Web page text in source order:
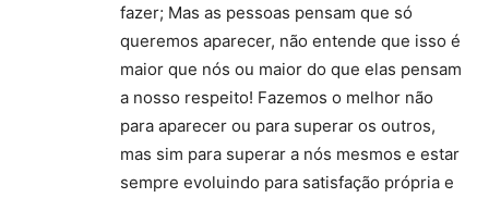
fazer; Mas as pessoas pensam que só
queremos aparecer, não entende que isso é
maior que nós ou maior do que elas pensam
a nosso respeito! Fazemos o melhor não
para aparecer ou para superar os outros,
mas sim para superar a nós mesmos e estar
sempre evoluindo para satisfação própria e